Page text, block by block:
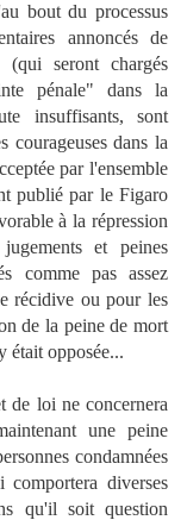
bout du processus
annoncés de
seront chargés
pénale" dans la
insuffisants, sont
courageuses dans la
par l'ensemble
publié par le Figaro
à la répression
et peines
comme pas assez
récidive ou pour les
de la peine de mort
était opposée...
de loi ne concernera
une peine
condamnées
diverses
qu'il soit question